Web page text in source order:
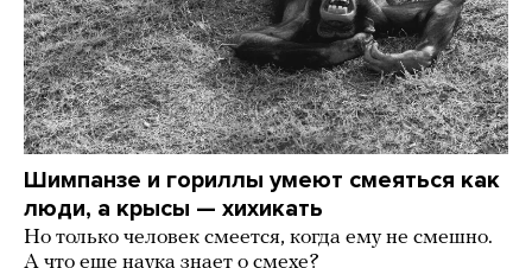
Шимпанзе и гориллы умеют смеяться как
люди, а крысы — хихикать
Но только человек смеется, когда ему не смешно.
А что еще наука знает о смехе?